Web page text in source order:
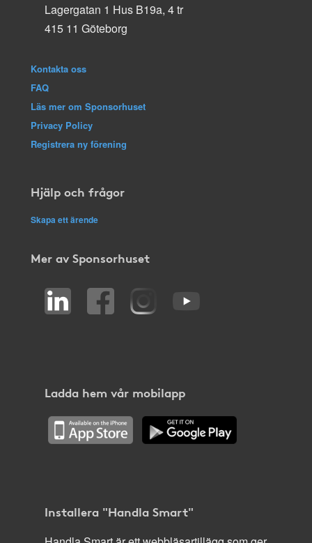
Lagergatan 1 Hus B19a, 4 tr
415 11 Göteborg
Kontakta oss
FAQ
Läs mer om Sponsorhuset
Privacy Policy
Registrera ny förening
Hjälp och frågor
Skapa ett ärende
Mer av Sponsorhuset
Ladda hem vår mobilapp
Installera "Handla Smart"